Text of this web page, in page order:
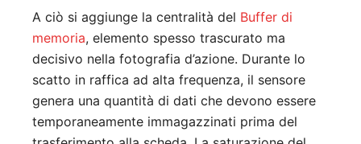
A ciò si aggiunge la centralità del Buffer di
memoria, elemento spesso trascurato ma
decisivo nella fotografia d’azione. Durante lo
scatto in raffica ad alta frequenza, il sensore
genera una quantità di dati che devono essere
temporaneamente immagazzinati prima del